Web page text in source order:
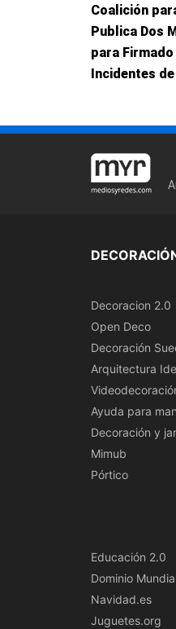
Coalición
Publica Dos
para
Incidentes
Decoracion 2.0
Open Deco
Decoración
Arquitectura
Ayuda para
Decoración y
Mimub
Pórtico
Educación 2.0
Dominio
Navidad.es
Juguetes.org